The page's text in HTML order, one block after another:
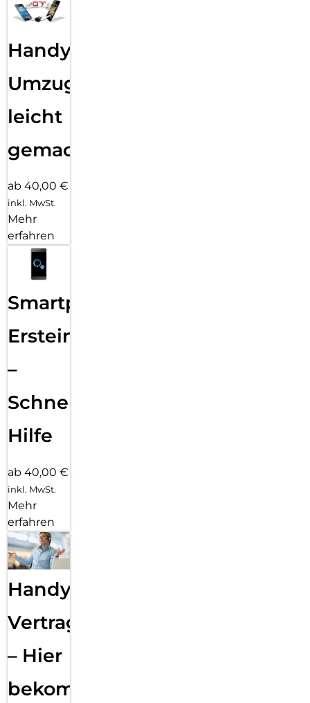
Handy
Umzug
leicht
gemacht!
ab 40,00 €
inkl. MwSt.
Mehr
erfahren
Smartphone
Ersteinrichtung
–
Schnelle
Hilfe
ab 40,00 €
inkl. MwSt.
Mehr
erfahren
Handy
Vertragsabwicklung
– Hier
bekommst